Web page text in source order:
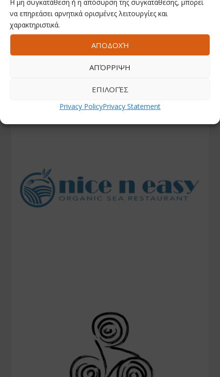
Η μη συγκατάθεση ή η απόσυρση της συγκατάθεσης, μπορεί
να επηρεάσει αρνητικά ορισμένες λειτουργίες και
χαρακτηριστικά.
ΑΠΟΔΟΧΉ
ΑΠΌΡΡΙΨΗ
ΕΠΙΛΟΓΈΣ
Privacy PolicyPrivacy Statement